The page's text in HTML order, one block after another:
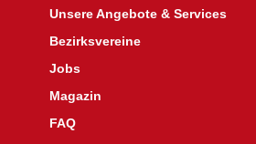
Unsere Angebote & Services
Bezirksvereine
Jobs
Magazin
FAQ